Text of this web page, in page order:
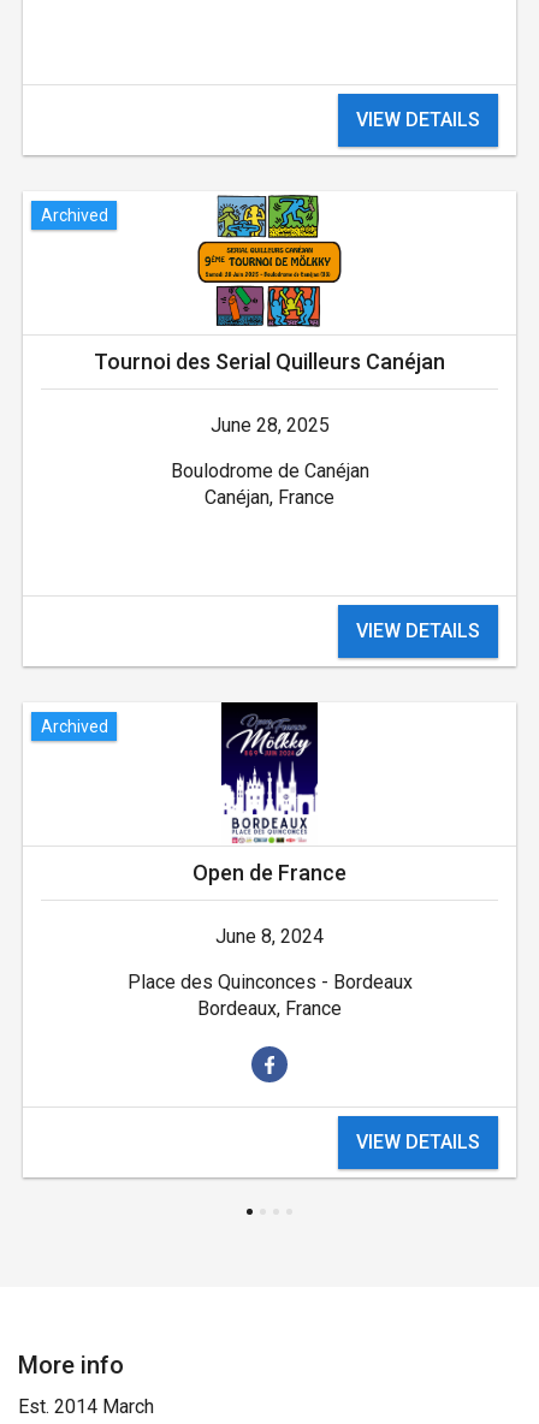
VIEW DETAILS
Archived
Tournoi des Serial Quilleurs Canéjan
June 28, 2025
Boulodrome de Canéjan
Canéjan, France
VIEW DETAILS
Archived
Open de France
June 8, 2024
Place des Quinconces - Bordeaux
Bordeaux, France
VIEW DETAILS
More info
Est. 2014 March